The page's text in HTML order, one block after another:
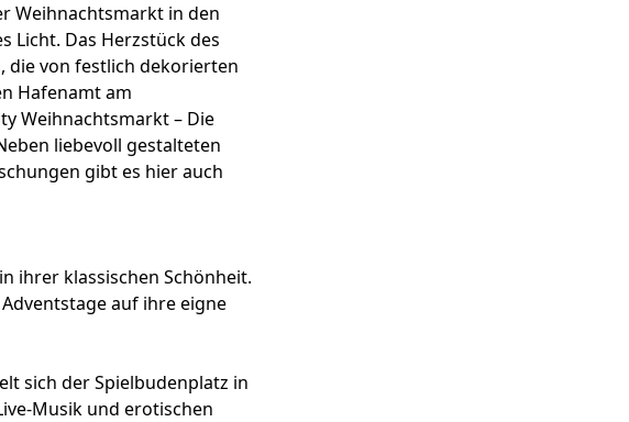
Weihnachtsmarkt in den
Licht. Das Herzstück des
die von festlich dekorierten
Hafenamt am
Weihnachtsmarkt – Die
liebevoll gestalteten
gibt es hier auch
ihrer klassischen Schönheit.
auf ihre eigne
sich der Spielbudenplatz in
Musik und erotischen